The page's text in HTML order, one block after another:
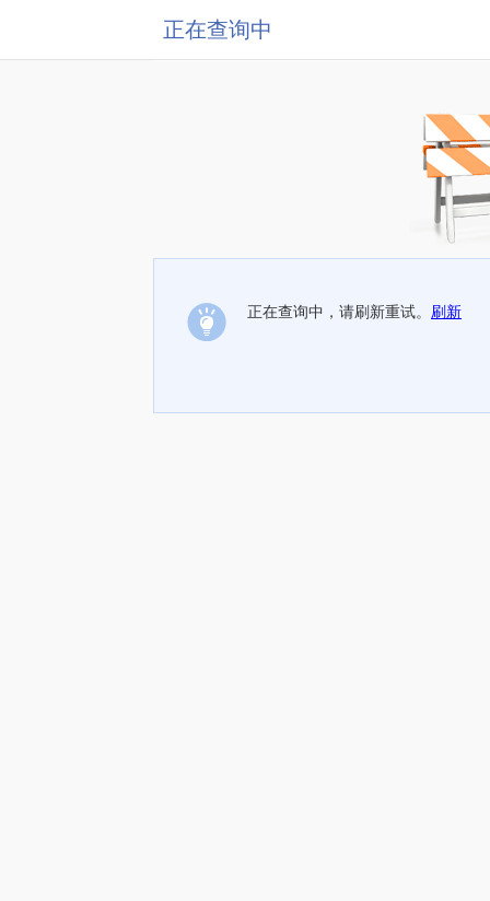
正在查询中
正在查询中，请刷新重试。 刷新